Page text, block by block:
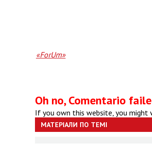
«ForUm»
Oh no, Comentario
If you own this website, you
МАТЕРІАЛИ ПО ТЕМІ